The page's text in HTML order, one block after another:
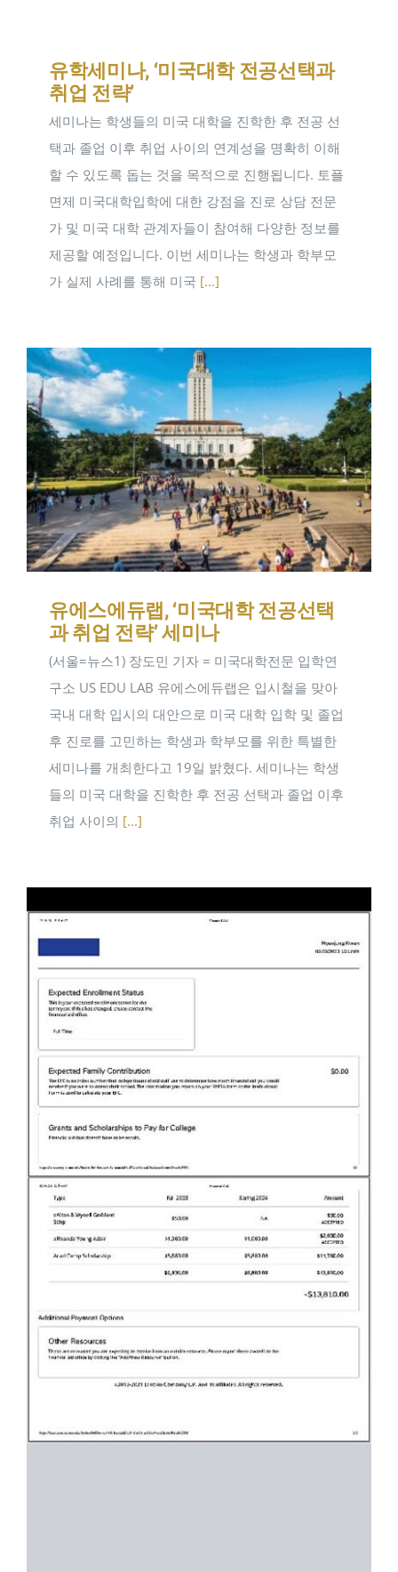
유학세미나, ‘미국대학 전공선택과
취업 전략’
세미나는 학생들의 미국 대학을 진학한 후 전공 선
택과 졸업 이후 취업 사이의 연계성을 명확히 이해
할 수 있도록 돕는 것을 목적으로 진행됩니다. 토플
면제 미국대학입학에 대한 강점을 진로 상담 전문
가 및 미국 대학 관계자들이 참여해 다양한 정보를
제공할 예정입니다. 이번 세미나는 학생과 학부모
가 실제 사례를 통해 미국 [...]
유에스에듀랩, ‘미국대학 전공선택
과 취업 전략’ 세미나
(서울=뉴스1) 장도민 기자 = 미국대학전문 입학연
구소 US EDU LAB 유에스에듀랩은 입시철을 맞아
국내 대학 입시의 대안으로 미국 대학 입학 및 졸업
후 진로를 고민하는 학생과 학부모를 위한 특별한
세미나를 개최한다고 19일 밝혔다. 세미나는 학생
들의 미국 대학을 진학한 후 전공 선택과 졸업 이후
취업 사이의 [...]